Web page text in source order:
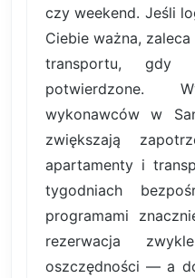
czy weekend. Jeśli
Ciebie ważna,
transportu, gdy
potwierdzone.
wykonawców w
zwiększają
apartamenty i
tygodniach
programami
rezerwacja
oszczędności — a